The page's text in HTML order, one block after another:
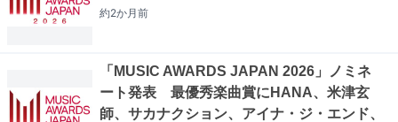
約2か月前
「MUSIC AWARDS JAPAN 2026」ノミネ
ート発表 最優秀楽曲賞にHANA、米津玄
師、サカナクション、アイナ・ジ・エンド、